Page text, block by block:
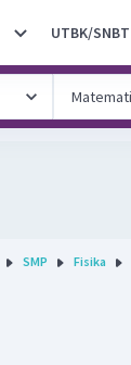
UTBK/SNBT
SMP Fisika